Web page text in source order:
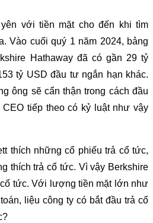
với tiền mặt cho đến khi tìm
Vào cuối quý 1 năm 2024, bảng
Hathaway đã có gần 29 tỷ
tỷ USD đầu tư ngắn hạn khác.
ông sẽ cẩn thận trong cách đầu
tiếp theo có kỷ luật như vậy
thích những cổ phiếu trả cổ tức,
thích trả cổ tức. Vì vậy Berkshire
tức. Với lượng tiền mặt lớn như
liệu công ty có bắt đầu trả cổ